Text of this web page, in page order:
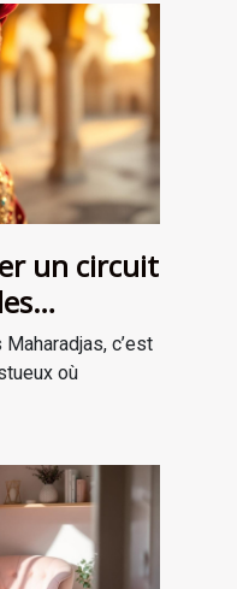
un circuit
c’est
où